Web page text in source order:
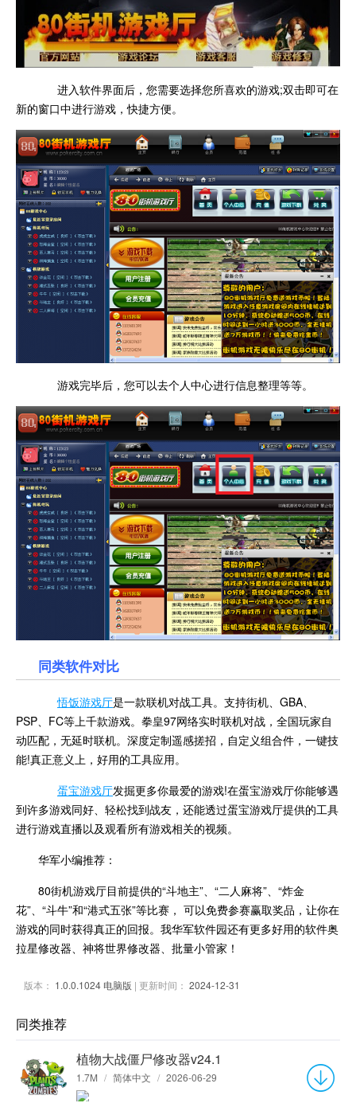
进入软件界面后，您需要选择您所喜欢的游戏;双击即可在
新的窗口中进行游戏，快捷方便。
游戏完毕后，您可以去个人中心进行信息整理等等。
同类软件对比
悟饭游戏厅是一款联机对战工具。支持街机、GBA、
PSP、FC等上千款游戏。拳皇97网络实时联机对战，全国玩家自
动匹配，无延时联机。深度定制遥感搓招，自定义组合件，一键技
能!真正意义上，好用的工具应用。
蛋宝游戏厅发掘更多你最爱的游戏!在蛋宝游戏厅你能够遇
到许多游戏同好、轻松找到战友，还能透过蛋宝游戏厅提供的工具
进行游戏直播以及观看所有游戏相关的视频。
华军小编推荐：
80街机游戏厅目前提供的“斗地主”、“二人麻将”、“炸金
花”、“斗牛”和“港式五张”等比赛， 可以免费参赛赢取奖品，让你在
游戏的同时获得真正的回报。我华军软件园还有更多好用的软件奥
拉星修改器、神将世界修改器、批量小管家！
版本： 1.0.0.1024 电脑版 | 更新时间： 2024-12-31
同类推荐
植物大战僵尸修改器v24.1
1.7M / 简体中文 / 2026-06-29